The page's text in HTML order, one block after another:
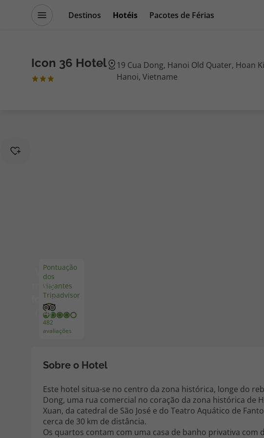
Destinos Hotéis
Pacotes de Férias
Disneyland ® Paris
Icon 36 Hotel
19 Cua Dong, Hanoi Old Quater, Hoan
Hanoi, Vietname
Pontuação
dos
viajantes
Tripadvisor
482
avaliações
Ver
mais
fotos
(24)
Sobre o Hotel
Este hotel situa-se no centro da zona histórica, longe do
Dong, uma rua comercial no coração da zona histórica de
Xuan, da catedral de São José e do Teatro Aquático de
cerca de 30 km de distância.
Os quartos contam com uma casa de banho privativa com